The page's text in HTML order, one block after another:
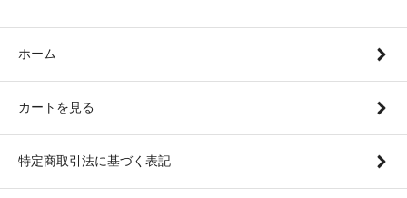
ホーム
カートを見る
特定商取引法に基づく表記